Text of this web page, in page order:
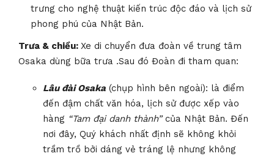
trưng cho nghệ thuật kiến trúc độc đáo và lịch sử
phong phú của Nhật Bản.
Trưa & chiều: Xe di chuyển đưa đoàn về trung tâm
Osaka dùng bữa trưa .Sau đó Đoàn đi tham quan:
Lâu đài Osaka (chụp hình bên ngoài): là điểm
đến đậm chất văn hóa, lịch sử được xếp vào
hàng “Tam đại danh thành”của Nhật Bản. Đến
nơi đây, Quý khách nhất định sẽ không khỏi
trầm trồ bởi dáng vẻ tráng lệ nhưng không